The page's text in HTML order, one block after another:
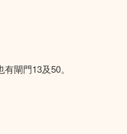
閘門13及50。